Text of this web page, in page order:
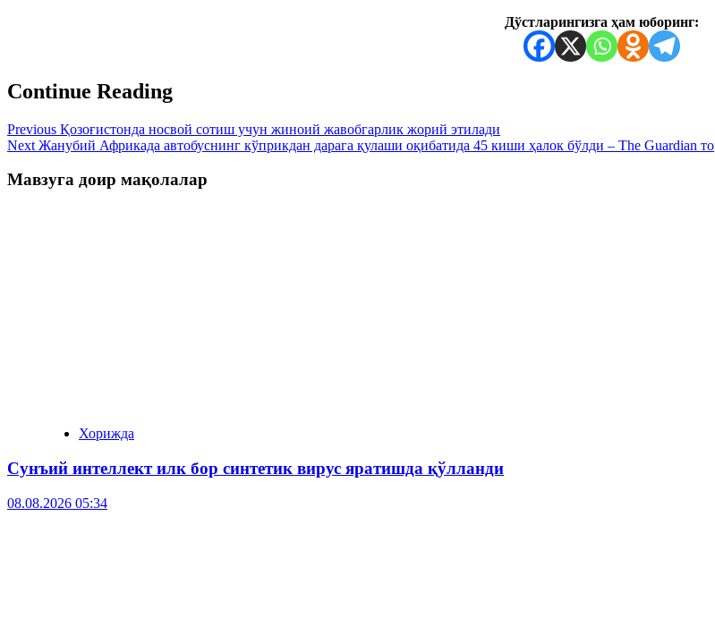
Дўстларингизга ҳам юборинг:
Continue Reading
Previous Қозоғистонда носвой сотиш учун жиноий жавобгарлик жорий этилади
Next Жанубий Африкада автобуснинг кўприкдан дарага қулаши оқибатида 45 киши ҳалок бўлди – The Guardian то
Мавзуга доир мақолалар
Хорижда
Сунъий интеллект илк бор синтетик вирус яратишда қўлланди
08.08.2026 05:34